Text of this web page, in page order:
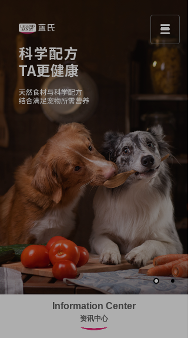
Information Center
资讯中心